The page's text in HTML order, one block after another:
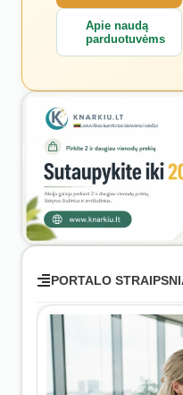
Apie naudą
parduotuvėms
PORTALO